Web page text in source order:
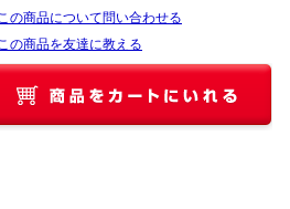
の商品について問い合わせる
の商品を友達に教える